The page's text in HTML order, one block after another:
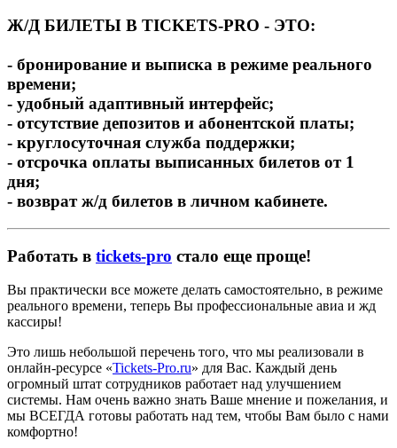
Ж/Д БИЛЕТЫ В TICKETS-PRO - ЭТО:
- бронирование и выписка в режиме реального
времени;
- удобный адаптивный интерфейс;
- отсутствие депозитов и абонентской платы;
- круглосуточная служба поддержки;
- отсрочка оплаты выписанных билетов от 1
дня;
- возврат ж/д билетов в личном кабинете.
Работать в tickets-pro стало еще проще!
Вы практически все можете делать самостоятельно, в режиме
реального времени, теперь Вы профессиональные авиа и жд
кассиры!
Это лишь небольшой перечень того, что мы реализовали в
онлайн-ресурсе «Tickets-Pro.ru» для Вас. Каждый день
огромный штат сотрудников работает над улучшением
системы. Нам очень важно знать Ваше мнение и пожелания, и
мы ВСЕГДА готовы работать над тем, чтобы Вам было с нами
комфортно!